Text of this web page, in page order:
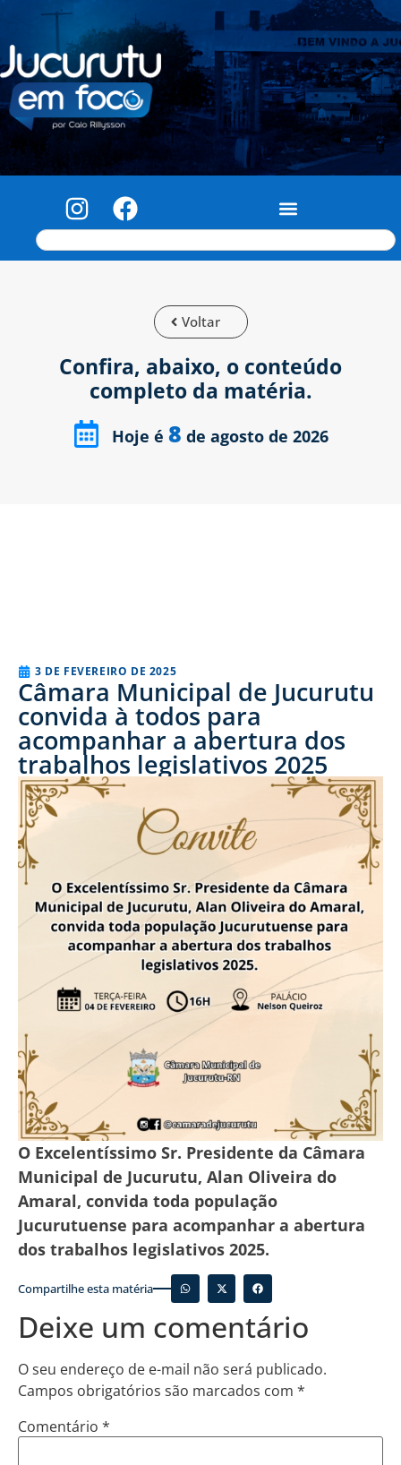
Voltar
Confira, abaixo, o conteúdo
completo da matéria.
Hoje é 8 de agosto de 2026
3 DE FEVEREIRO DE 2025
Câmara Municipal de Jucurutu
convida à todos para
acompanhar a abertura dos
trabalhos legislativos 2025
O Excelentíssimo Sr. Presidente da Câmara
Municipal de Jucurutu, Alan Oliveira do
Amaral, convida toda população
Jucurutuense para acompanhar a abertura
dos trabalhos legislativos 2025.
Compartilhe esta matéria
Deixe um comentário
O seu endereço de e-mail não será publicado.
Campos obrigatórios são marcados com *
Comentário *